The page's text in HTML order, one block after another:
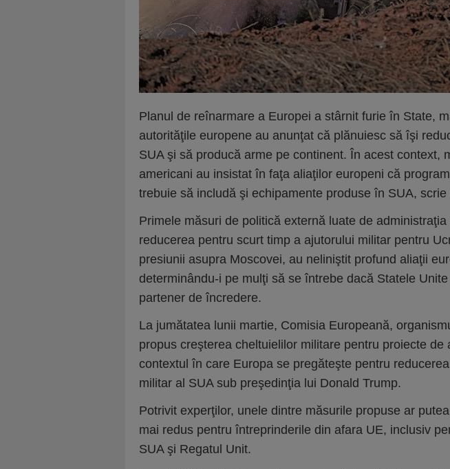
Planul de reînarmare a Europei a stârnit furie în State,
autorităţile europene au anunţat că plănuiesc să îşi
SUA şi să producă arme pe continent. În acest context,
americani au insistat în faţa aliaţilor europeni că
trebuie să includă şi echipamente produse în SUA, scrie
Primele măsuri de politică externă luate de
reducerea pentru scurt timp a ajutorului militar pentru
presiunii asupra Moscovei, au neliniştit profund aliaţii
determinându-i pe mulţi să se întrebe dacă Statele
partener de încredere.
La jumătatea lunii martie, Comisia Europeană,
propus creşterea cheltuielilor militare pentru proiecte de
contextul în care Europa se pregăteşte pentru
militar al SUA sub preşedinţia lui Donald Trump.
Potrivit experţilor, unele dintre măsurile propuse ar
mai redus pentru întreprinderile din afara UE, inclusiv
SUA şi Regatul Unit.